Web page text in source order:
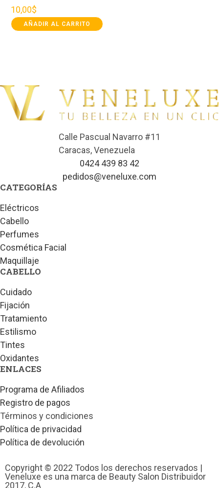
10,00$
AÑADIR AL CARRITO
Calle Pascual Navarro #11
Caracas, Venezuela
0424 439 83 42
pedidos@veneluxe.com
CATEGORÍAS
Eléctricos
Cabello
Perfumes
Cosmética Facial
Maquillaje
CABELLO
Cuidado
Fijación
Tratamiento
Estilismo
Tintes
Oxidantes
ENLACES
Programa de Afiliados
Registro de pagos
Términos y condiciones
Política de privacidad
Política de devolución
Copyright © 2022 Todos los derechos reservados |
Veneluxe es una marca de Beauty Salon Distribuidor
2017, C.A